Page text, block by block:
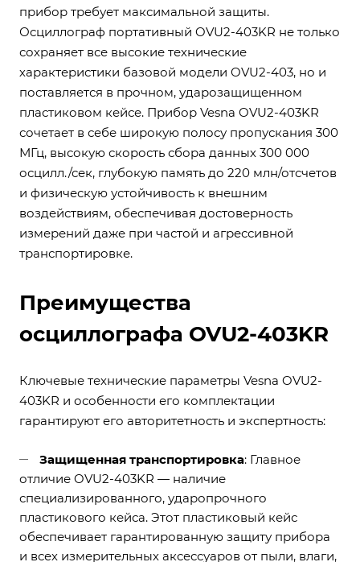
прибор требует максимальной защиты.
Осциллограф портативный OVU2-403KR не только
сохраняет все высокие технические
характеристики базовой модели OVU2-403, но и
поставляется в прочном, ударозащищенном
пластиковом кейсе. Прибор Vesna OVU2-403KR
сочетает в себе широкую полосу пропускания 300
МГц, высокую скорость сбора данных 300 000
осцилл./сек, глубокую память до 220 млн/отсчетов
и физическую устойчивость к внешним
воздействиям, обеспечивая достоверность
измерений даже при частой и агрессивной
транспортировке.
Преимущества
осциллографа OVU2-403KR
Ключевые технические параметры Vesna OVU2-
403KR и особенности его комплектации
гарантируют его авторитетность и экспертность:
Защищенная транспортировка: Главное
отличие OVU2-403KR — наличие
специализированного, ударопрочного
пластикового кейса. Этот пластиковый кейс
обеспечивает гарантированную защиту прибора
и всех измерительных аксессуаров от пыли, влаги,